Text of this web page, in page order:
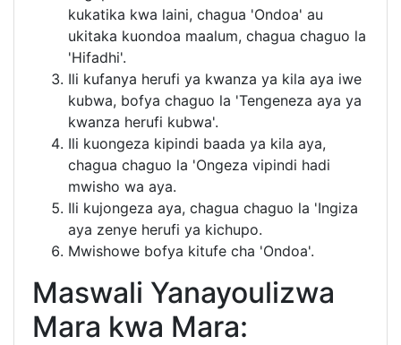
kukatika kwa laini, chagua 'Ondoa' au
ukitaka kuondoa maalum, chagua chaguo la
'Hifadhi'.
Ili kufanya herufi ya kwanza ya kila aya iwe
kubwa, bofya chaguo la 'Tengeneza aya ya
kwanza herufi kubwa'.
Ili kuongeza kipindi baada ya kila aya,
chagua chaguo la 'Ongeza vipindi hadi
mwisho wa aya.
Ili kujongeza aya, chagua chaguo la 'Ingiza
aya zenye herufi ya kichupo.
Mwishowe bofya kitufe cha 'Ondoa'.
Maswali Yanayoulizwa
Mara kwa Mara: